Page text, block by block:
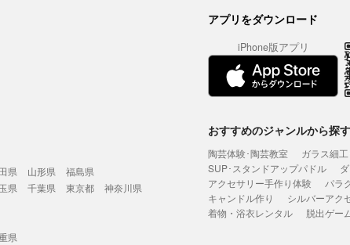
アプリをダウンロード
iPhone版アプリ
県 山形県
福島県
県 千葉県 東京都
神奈川県
県
おすすめのジャンルから探す
陶芸体験･陶芸教室 ガラス細
SUP･スタンドアップパドル
アクセサリー手作り体験
パラ
キャンドル作り
シルバーアク
着物・浴衣レンタル
脱出ゲー